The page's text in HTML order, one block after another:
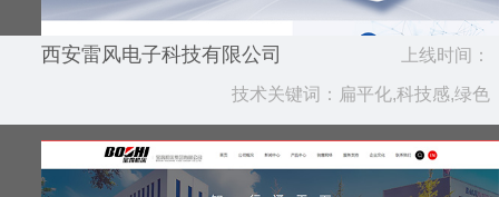
西安雷风电子科技有限公司 上线时间：
2023.08
技术关键词：扁平化,科技感,绿色